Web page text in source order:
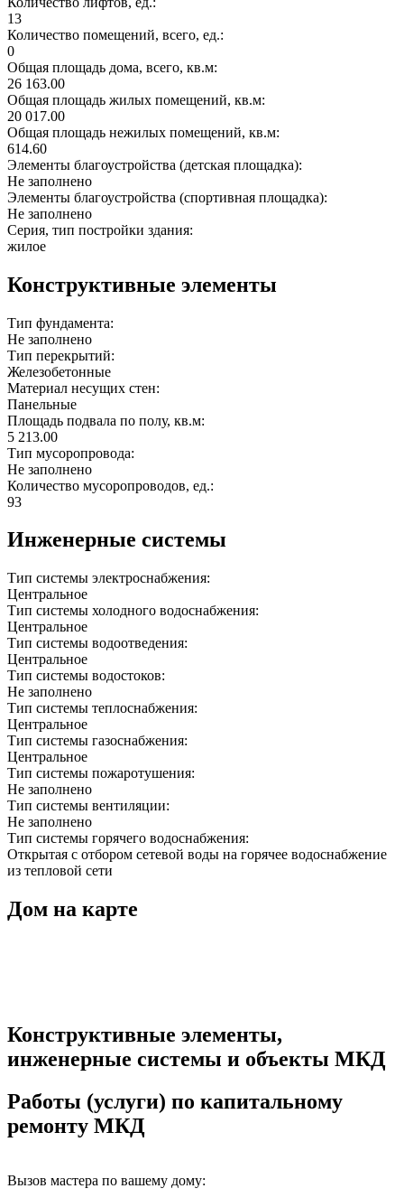
13
Количество помещений, всего, ед.:
0
Общая площадь дома, всего, кв.м:
26 163.00
Общая площадь жилых помещений, кв.м:
20 017.00
Общая площадь нежилых помещений, кв.м:
614.60
Элементы благоустройства (детская площадка):
Не заполнено
Элементы благоустройства (спортивная площадка):
Не заполнено
Серия, тип постройки здания:
жилое
Конструктивные элементы
Тип фундамента:
Не заполнено
Тип перекрытий:
Железобетонные
Материал несущих стен:
Панельные
Площадь подвала по полу, кв.м:
5 213.00
Тип мусоропровода:
Не заполнено
Количество мусоропроводов, ед.:
93
Инженерные системы
Тип системы электроснабжения:
Центральное
Тип системы холодного водоснабжения:
Центральное
Тип системы водоотведения:
Центральное
Тип системы водостоков:
Не заполнено
Тип системы теплоснабжения:
Центральное
Тип системы газоснабжения:
Центральное
Тип системы пожаротушения:
Не заполнено
Тип системы вентиляции:
Не заполнено
Тип системы горячего водоснабжения:
Открытая с отбором сетевой воды на горячее водоснабжение
из тепловой сети
Дом на карте
Конструктивные элементы,
инженерные системы и объекты МКД
Работы (услуги) по капитальному
ремонту МКД
Вызов мастера по вашему дому: